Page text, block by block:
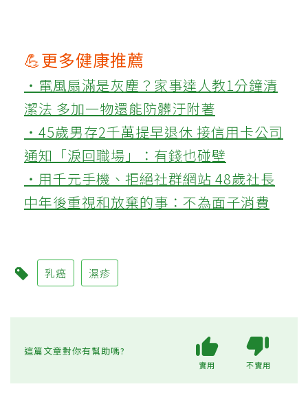
💪更多健康推薦
‧電風扇滿是灰塵？家事達人教1分鐘清
潔法 多加一物還能防髒汙附著
‧45歲男存2千萬提早退休 接信用卡公司
通知「淚回職場」：有錢也碰壁
‧用千元手機、拒絕社群網站 48歲社長
中年後重視和放棄的事：不為面子消費
乳癌 濕疹
這篇文章對你有幫助嗎?
實用 不實用